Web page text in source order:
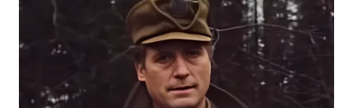
WN
SULSEL
GORONTALO